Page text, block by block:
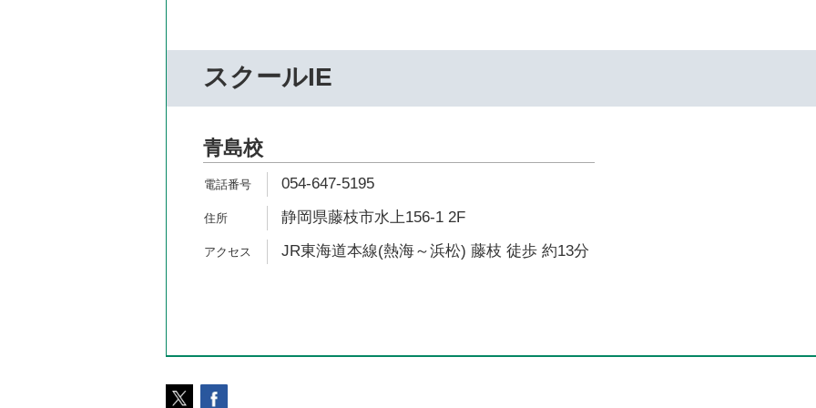
スクールIE
青島校
054-647-5195
静岡県藤枝市水上156-1 2F
JR東海道本線(熱海～浜松) 藤枝 徒歩 約13分